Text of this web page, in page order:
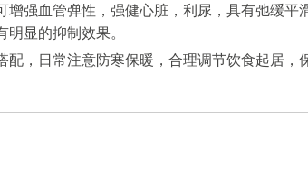
强血管弹性，强健心脏，利尿，具有弛缓
显的抑制效果。
，日常注意防寒保暖，合理调节饮食起居